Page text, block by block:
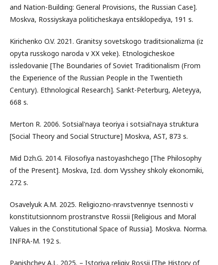
and Nation-Building: General Provisions, the Russian Case].
Moskva, Rossiyskaya politicheskaya entsiklopediya, 191 s.
Kirichenko O.V. 2021. Granitsy sovetskogo traditsionalizma (iz
opyta russkogo naroda v ХХ veke). Etnologicheskoe
issledovanie [The Boundaries of Soviet Traditionalism (From
the Experience of the Russian People in the Twentieth
Century). Ethnological Research]. Sankt-Peterburg, Aleteyya,
668 s.
Merton R. 2006. Sotsial'naya teoriya i sotsial'naya struktura
[Social Theory and Social Structure] Moskva, AST, 873 s.
Mid Dzh.G. 2014. Filosofiya nastoyashchego [The Philosophy
of the Present]. Moskva, Izd. dom Vysshey shkoly ekonomiki,
272 s.
Osavelyuk A.M. 2025. Religiozno-nravstvennye tsennosti v
konstitutsionnom prostranstve Rossii [Religious and Moral
Values in the Constitutional Space of Russia]. Moskva. Norma.
INFRA-M. 192 s.
Panishchev A.L. 2025. – Istoriya religiy Rossii [The History of